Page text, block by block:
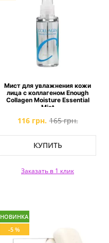
Мист для увлажнения кожи
лица с коллагеном Enough
Collagen Moisture Essential
Mist
116 грн. 165 грн.
КУПИТЬ
Заказать в 1 клик
НОВИНКА
-5 %